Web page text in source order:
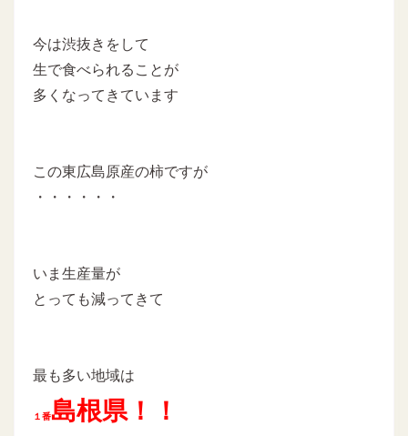
今は渋抜きをして
生で食べられることが
多くなってきています
この東広島原産の柿ですが
・・・・・・
いま生産量が
とっても減ってきて
最も多い地域は
１番島根県！！